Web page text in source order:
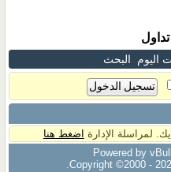
اليوم البحث
لمراسلة الإدارة اضغط هنا
Powered by
Copyright ©2000 -